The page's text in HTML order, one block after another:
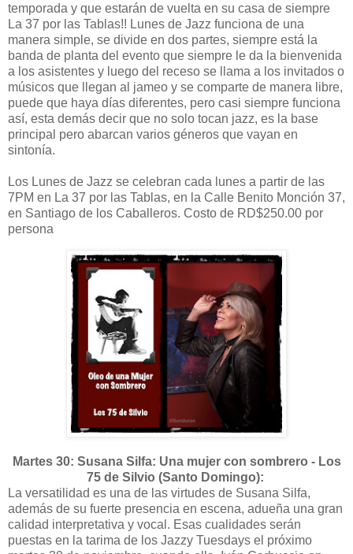
temporada y que estarán de vuelta en su casa de siempre
La 37 por las Tablas!! Lunes de Jazz funciona de una
manera simple, se divide en dos partes, siempre está la
banda de planta del evento que siempre le da la bienvenida
a los asistentes y luego del receso se llama a los invitados o
músicos que llegan al jameo y se comparte de manera libre,
puede que haya días diferentes, pero casi siempre funciona
así, esta demás decir que no solo tocan jazz, es la base
principal pero abarcan varios géneros que vayan en
sintonía.
Los Lunes de Jazz se celebran cada lunes a partir de las
7PM en La 37 por las Tablas, en la Calle Benito Monción 37,
en Santiago de los Caballeros. Costo de RD$250.00 por
persona
Martes 30: Susana Silfa: Una mujer con sombrero - Los
75 de Silvio (Santo Domingo):
La versatilidad es una de las virtudes de Susana Silfa,
además de su fuerte presencia en escena, adueña una gran
calidad interpretativa y vocal. Esas cualidades serán
puestas en la tarima de los Jazzy Tuesdays el próximo